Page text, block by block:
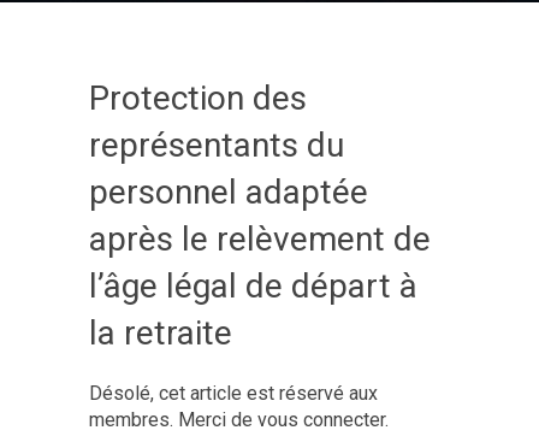
Protection des
représentants du
personnel adaptée
après le relèvement de
l’âge légal de départ à
la retraite
Désolé, cet article est réservé aux
membres. Merci de vous connecter.